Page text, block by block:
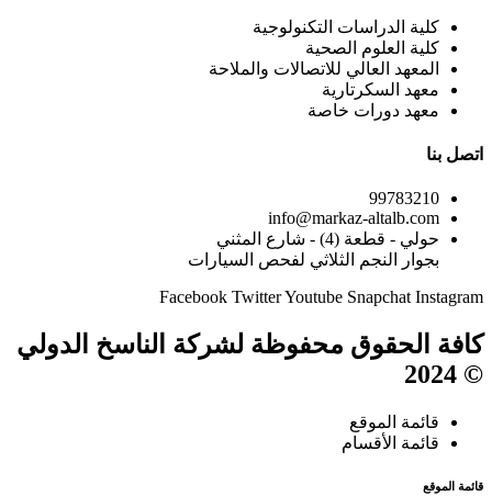
كلية الدراسات التكنولوجية
كلية العلوم الصحية
المعهد العالي للاتصالات والملاحة
معهد السكرتارية
معهد دورات خاصة
اتصل بنا
99783210
info@markaz-altalb.com
حولي - قطعة (4) - شارع المثني
بجوار النجم الثلاثي لفحص السيارات
Facebook TwitterYoutube Snapchat Instagram
كافة الحقوق محفوظة لشركة الناسخ الدولي
© 2024
قائمة الموقع
قائمة الأقسام
قائمة الموقع